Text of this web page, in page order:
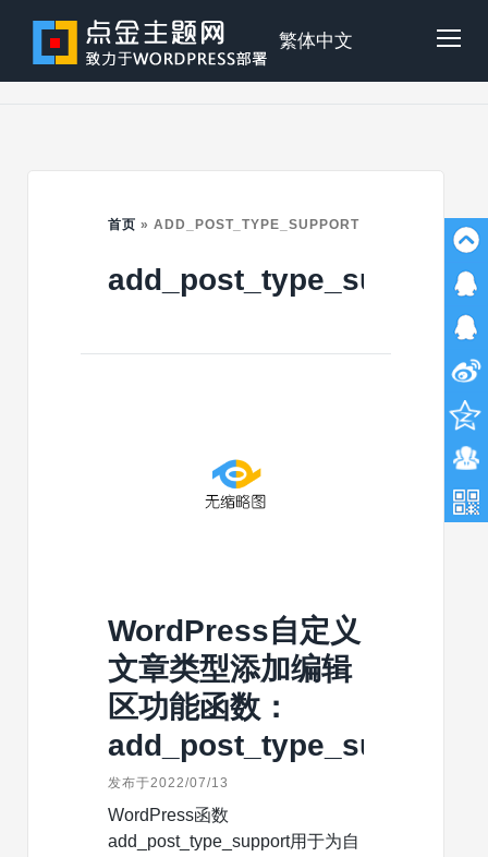
content
点
题
繁体中文
首页 » ADD_POST_TYPE_SUPPORT
add_post_type_support
WordPress自定义
文章类型添加编辑
区功能函数：
add_post_type_support
发布于2022/07/13
WordPress函数
add_post_type_support用于为自